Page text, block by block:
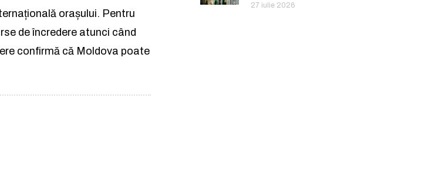
orașului. Pentru
de încredere atunci când
confirmă că Moldova poate
27 iulie 2026